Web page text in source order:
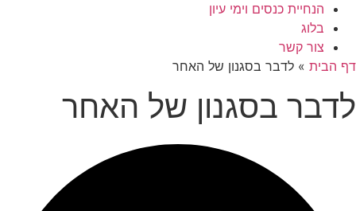
הנחיית כנסים וימי עיון
בלוג
צור קשר
דף הבית » לדבר בסגנון של האחר
לדבר בסגנון של האחר